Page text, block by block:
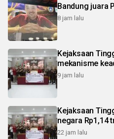
Bandung juara
8 jam lalu
Kejaksaan
mekanisme
9 jam lalu
Kejaksaan
negara Rp1,14
22 jam lalu